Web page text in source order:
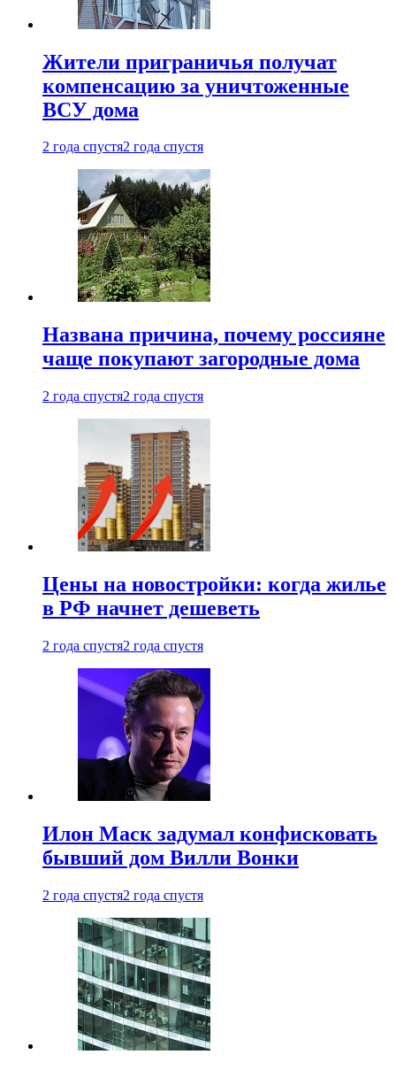
Жители приграничья получат
компенсацию за уничтоженные
ВСУ дома
2 года спустя2 года спустя
Названа причина, почему россияне
чаще покупают загородные дома
2 года спустя2 года спустя
Цены на новостройки: когда жилье
в РФ начнет дешеветь
2 года спустя2 года спустя
Илон Маск задумал конфисковать
бывший дом Вилли Вонки
2 года спустя2 года спустя